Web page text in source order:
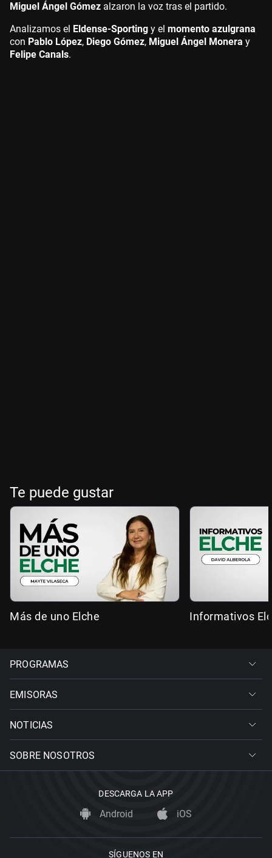
Miguel Ángel Gómez alzaron la voz tras el partido.
Analizamos el Eldense-Sporting y el momento azulgrana
con Pablo López, Diego Gómez, Miguel Ángel Monera y
Felipe Canals.
Te puede gustar
Más de uno Elche Informativos
PROGRAMAS
EMISORAS
NOTICIAS
SOBRE NOSOTROS
DESCARGA LA APP
Android iOS
SÍGUENOS EN